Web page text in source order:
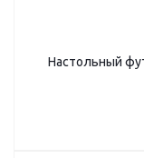
Настольный